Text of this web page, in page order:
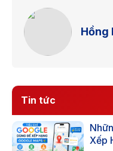
Hồng
Tin tức
Xếp